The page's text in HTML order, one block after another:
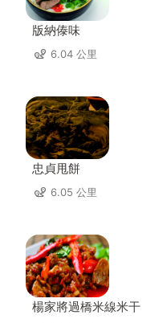
版納傣味
6.04 公里
忠貞甩餅
6.05 公里
楊家將過橋米線米干